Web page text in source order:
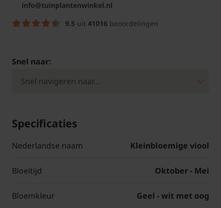
info@tuinplantenwinkel.nl
9.5 uit 41016 beoordelingen
Snel naar:
Specificaties
Nederlandse naam Kleinbloemige viool
Bloeitijd Oktober - Mei
Bloemkleur Geel - wit met oog